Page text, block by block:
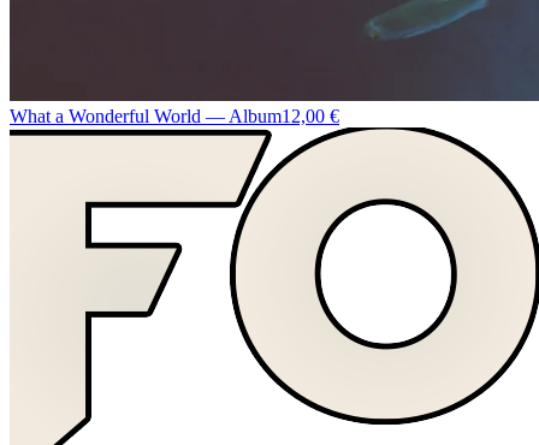
What a Wonderful World — Album12,00 €